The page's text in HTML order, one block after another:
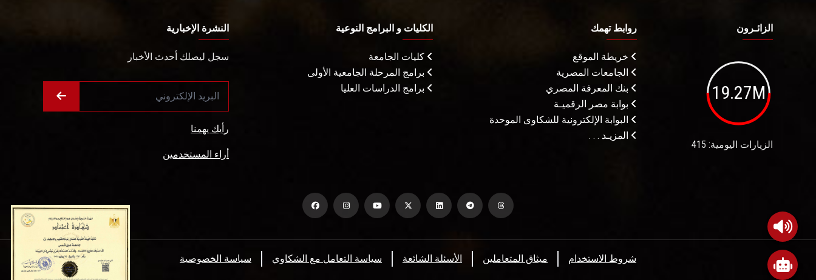
الزائـرون
19.27M
الزيارات اليومية: 415
روابط تهمك
خريطة الموقع
الجامعات المصرية
بنك المعرفة المصري
بوابة مصر الرقميـة
البوابة الإلكترونية للشكاوى الموحدة
المزيـد . . .
الكليات و البرامج النوعية
كليات الجامعة
برامج المرحلة الجامعية الأولى
برامج الدراسات العليا
النشرة الإخبارية
سجل ليصلك أحدث الأخبار
رأيك يهمنا
أراء المستخدمين
سياسة الخصوصية سياسة التعامل مع الشكاوي الأسئلة الشائعة ميثاق المتعاملين شروط الاستخدام